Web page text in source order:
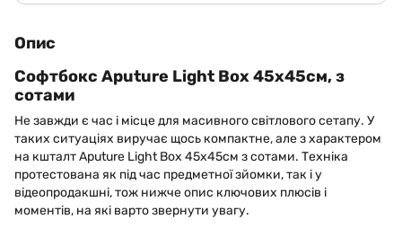
Опис
Софтбокс Aputure Light Box 45x45см, з
сотами
Не завжди є час і місце для масивного світлового сетапу. У
таких ситуаціях виручає щось компактне, але з характером
на кшталт Aputure Light Box 45x45см з сотами. Техніка
протестована як під час предметної зйомки, так і у
відеопродакшні, тож нижче опис ключових плюсів і
моментів, на які варто звернути увагу.